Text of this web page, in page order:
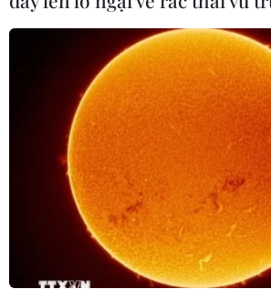
IS nhận trách nhiệm vụ
máu ở thủ đô Afghanistan
22/04/2018 10:13
Số người thiệt mạng trong vụ đánh
ngoài một trung tâm đăng ký bầu cử
Afghanistan cùng ngày trước đó đã
54 người bị thương.